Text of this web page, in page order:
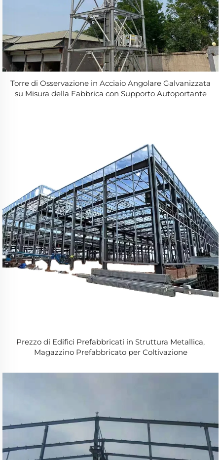
Torre di Osservazione in Acciaio Angolare Galvanizzata
su Misura della Fabbrica con Supporto Autoportante
Prezzo di Edifici Prefabbricati in Struttura Metallica,
Magazzino Prefabbricato per Coltivazione